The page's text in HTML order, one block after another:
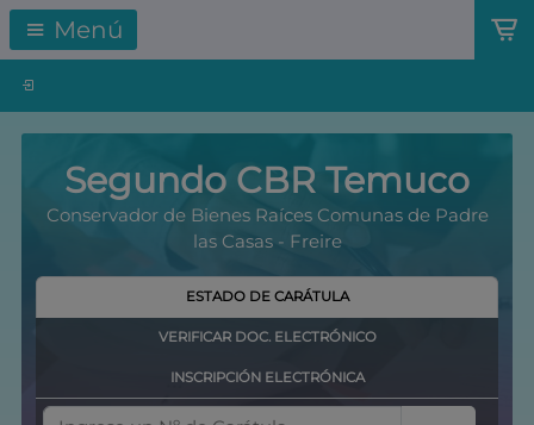
Menú
Segundo CBR Temuco
Conservador de Bienes Raíces Comunas de Padre
las Casas - Freire
ESTADO DE CARÁTULA
VERIFICAR DOC. ELECTRÓNICO
INSCRIPCIÓN ELECTRÓNICA